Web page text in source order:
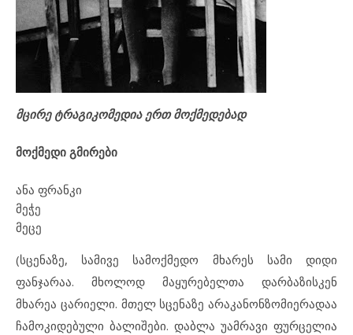
მცირე ტრაგიკომედია ერთ მოქმედებად
მოქმედი გმირები
ანა ფრანკი
მეჭე
მეცე
(სცენაზე, სამივე სამოქმედო მხარეს სამი დიდი
ფანჯარაა. მხოლოდ მაყურებელთა დარბაზისკენ
მხარეა ცარიელი. მთელ სცენაზე არაკანონზომიერადაა
ჩამოკიდებული ბალიშები. დაბლა უამრავი ფურცელია